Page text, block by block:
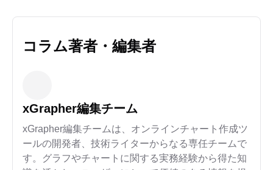
コラム著者・編集者
xGrapher編集チーム
xGrapher編集チームは、オンラインチャート作成ツ
ールの開発者、技術ライターからなる専任チームで
す。グラフやチャートに関する実務経験から得た知